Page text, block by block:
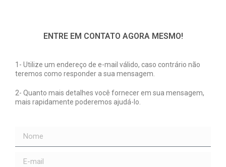
ENTRE EM CONTATO AGORA MESMO!
1- Utilize um endereço de e-mail válido, caso contrário não
teremos como responder a sua mensagem.
2- Quanto mais detalhes você fornecer em sua mensagem,
mais rapidamente poderemos ajudá-lo.